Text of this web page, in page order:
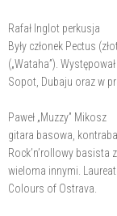
Rafał Inglot perkusja
Były członek Pectus
(„Wataha”).
Sopot, Dubaju oraz w
Paweł „Muzzy” Mikosz
gitara basowa,
Rock’n’rollowy basista
wieloma innymi.
Colours of Ostrava.